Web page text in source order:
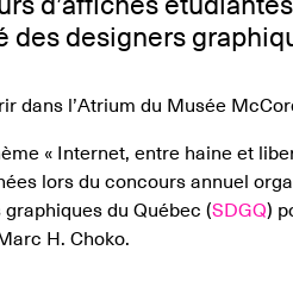
d’affiches
des designers
dans l’Atrium du Musée
« Internet, entre haine et
lors du concours annuel
graphiques du Québec (SDGQ)
H. Choko.